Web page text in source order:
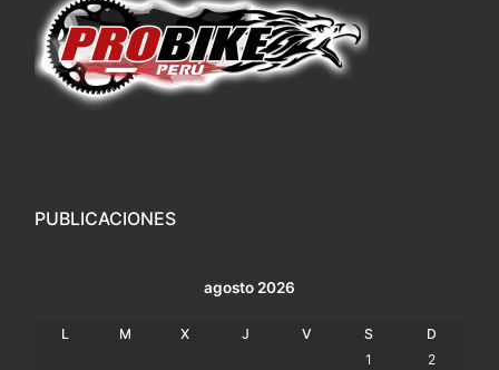
PUBLICACIONES
agosto 2026
L M X J V S
D
1
2